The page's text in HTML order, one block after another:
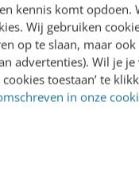
kennis komt opdoen.
Wij gebruiken
op te slaan, maar
advertenties). Wil je
cookies toestaan’ te
in onze
maar ook om
hierop in met
maakten. Denk
(persona’s).
binnen